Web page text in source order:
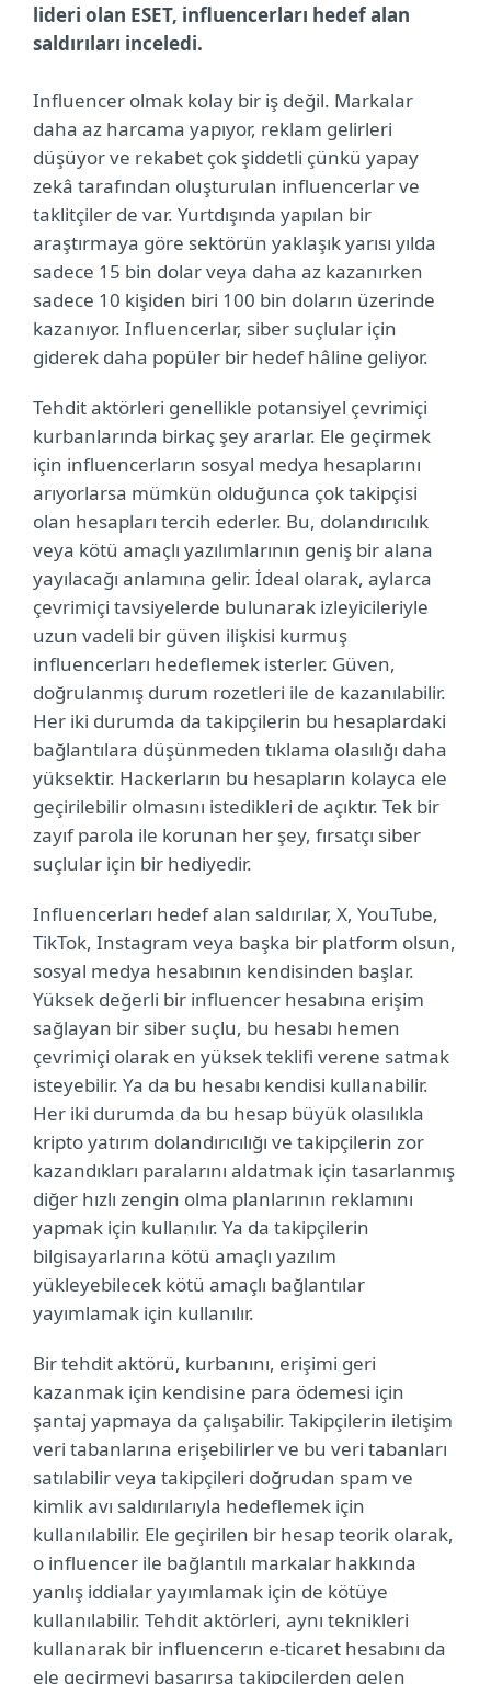
lideri olan ESET, influencerları hedef alan
saldırıları inceledi.
Influencer olmak kolay bir iş değil. Markalar
daha az harcama yapıyor, reklam gelirleri
düşüyor ve rekabet çok şiddetli çünkü yapay
zekâ tarafından oluşturulan influencerlar ve
taklitçiler de var. Yurtdışında yapılan bir
araştırmaya göre sektörün yaklaşık yarısı yılda
sadece 15 bin dolar veya daha az kazanırken
sadece 10 kişiden biri 100 bin doların üzerinde
kazanıyor. Influencerlar, siber suçlular için
giderek daha popüler bir hedef hâline geliyor.
Tehdit aktörleri genellikle potansiyel çevrimiçi
kurbanlarında birkaç şey ararlar. Ele geçirmek
için influencerların sosyal medya hesaplarını
arıyorlarsa mümkün olduğunca çok takipçisi
olan hesapları tercih ederler. Bu, dolandırıcılık
veya kötü amaçlı yazılımlarının geniş bir alana
yayılacağı anlamına gelir. İdeal olarak, aylarca
çevrimiçi tavsiyelerde bulunarak izleyicileriyle
uzun vadeli bir güven ilişkisi kurmuş
influencerları hedeflemek isterler. Güven,
doğrulanmış durum rozetleri ile de kazanılabilir.
Her iki durumda da takipçilerin bu hesaplardaki
bağlantılara düşünmeden tıklama olasılığı daha
yüksektir. Hackerların bu hesapların kolayca ele
geçirilebilir olmasını istedikleri de açıktır. Tek bir
zayıf parola ile korunan her şey, fırsatçı siber
suçlular için bir hediyedir.
Influencerları hedef alan saldırılar, X, YouTube,
TikTok, Instagram veya başka bir platform olsun,
sosyal medya hesabının kendisinden başlar.
Yüksek değerli bir influencer hesabına erişim
sağlayan bir siber suçlu, bu hesabı hemen
çevrimiçi olarak en yüksek teklifi verene satmak
isteyebilir. Ya da bu hesabı kendisi kullanabilir.
Her iki durumda da bu hesap büyük olasılıkla
kripto yatırım dolandırıcılığı ve takipçilerin zor
kazandıkları paralarını aldatmak için tasarlanmış
diğer hızlı zengin olma planlarının reklamını
yapmak için kullanılır. Ya da takipçilerin
bilgisayarlarına kötü amaçlı yazılım
yükleyebilecek kötü amaçlı bağlantılar
yayımlamak için kullanılır.
Bir tehdit aktörü, kurbanını, erişimi geri
kazanmak için kendisine para ödemesi için
şantaj yapmaya da çalışabilir. Takipçilerin iletişim
veri tabanlarına erişebilirler ve bu veri tabanları
satılabilir veya takipçileri doğrudan spam ve
kimlik avı saldırılarıyla hedeflemek için
kullanılabilir. Ele geçirilen bir hesap teorik olarak,
o influencer ile bağlantılı markalar hakkında
yanlış iddialar yayımlamak için de kötüye
kullanılabilir. Tehdit aktörleri, aynı teknikleri
kullanarak bir influencerın e-ticaret hesabını da
ele geçirmeyi başarırsa takipçilerden gelen